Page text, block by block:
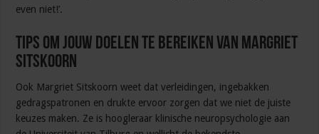
even niet!’.
Tips om jouw doelen te bereiken van Margriet
Sitskoorn
Ook Margriet Sitskoorn weet dat verleidingen, ingebakken
gedragspatronen en drukte ervoor zorgen dat we niet de juiste
keuzes maken. Ze is hoogleraar klinische neuropsychologie aan